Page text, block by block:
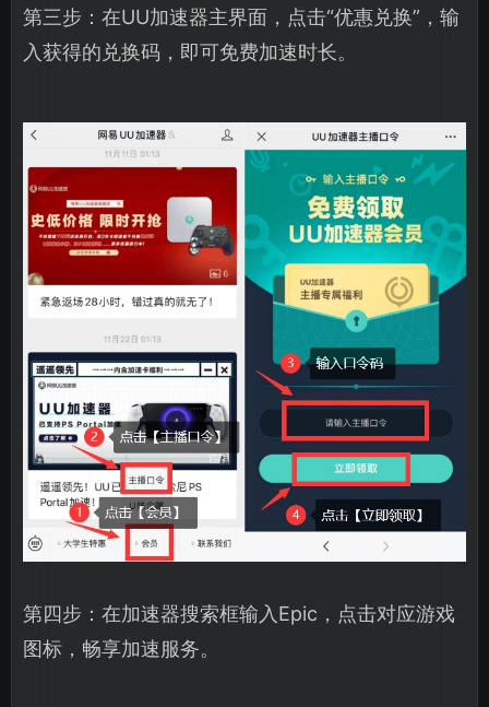
第三步：在UU加速器主界面，点击“优惠兑换”，输
入获得的兑换码，即可免费加速时长。
第四步：在加速器搜索框输入Epic，点击对应游戏
图标，畅享加速服务。